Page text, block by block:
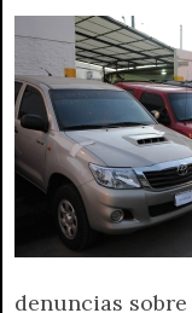
denuncias sobre